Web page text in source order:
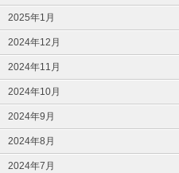
2025年1月
2024年12月
2024年11月
2024年10月
2024年9月
2024年8月
2024年7月